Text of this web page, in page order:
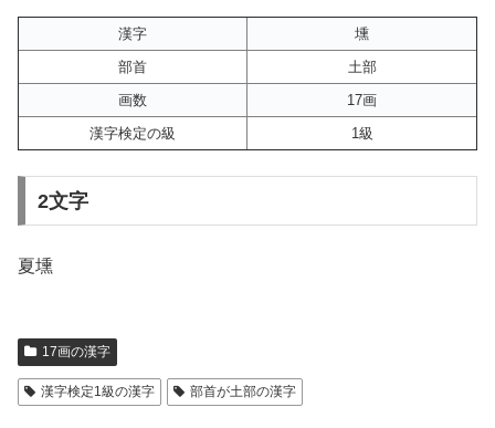
漢字
壎
部首
土部
画数
17画
漢字検定の級
1級
2文字
夏壎
17画の漢字
漢字検定1級の漢字 部首が土部の漢字